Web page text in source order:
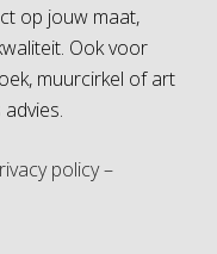
op jouw maat,
Ook voor
muurcirkel of art
policy –